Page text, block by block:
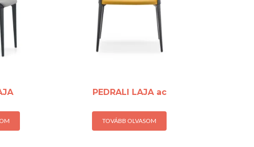
PEDRALI LAJA ac
TOVÁBB OLVASOM